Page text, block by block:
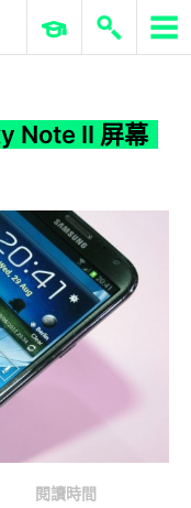
ERP 與商業 AI
Note II 屏幕
閱讀時間